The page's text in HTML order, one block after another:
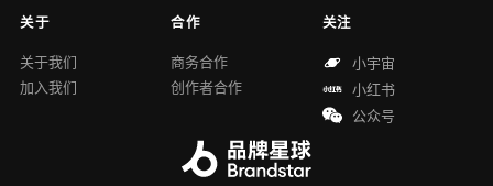
关于
关于我们
加入我们
合作
商务合作
创作者合作
关注
小宇宙
小红书
公众号